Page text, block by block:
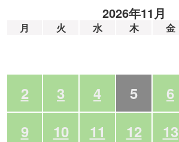
2026年11月
月 火 水 木 金
2
3 4 5 6
9
10 11 12 13